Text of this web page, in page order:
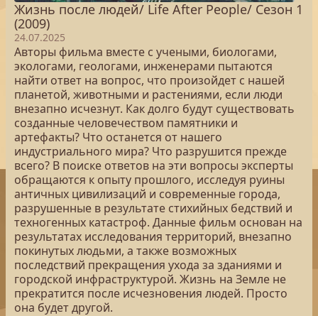
Жизнь после людей/ Life After People/ Сезон 1
(2009)
24.07.2025
Авторы фильма вместе с учеными, биологами,
экологами, геологами, инженерами пытаются
найти ответ на вопрос, что произойдет с нашей
планетой, животными и растениями, если люди
внезапно исчезнут. Как долго будут существовать
созданные человечеством памятники и
артефакты? Что останется от нашего
индустриального мира? Что разрушится прежде
всего? В поиске ответов на эти вопросы эксперты
обращаются к опыту прошлого, исследуя руины
античных цивилизаций и современные города,
разрушенные в результате стихийных бедствий и
техногенных катастроф. Данные фильм основан на
результатах исследования территорий, внезапно
покинутых людьми, а также возможных
последствий прекращения ухода за зданиями и
городской инфраструктурой. Жизнь на Земле не
прекратится после исчезновения людей. Просто
она будет другой.